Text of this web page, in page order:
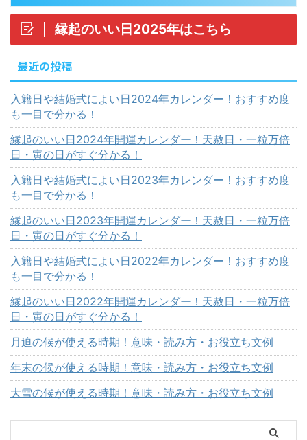
縁起のいい日2025年はこちら
最近の投稿
入籍日や結婚式によい日2024年カレンダー！おすすめ度
も一目で分かる！
縁起のいい日2024年開運カレンダー！天赦日・一粒万倍
日・寅の日がすぐ分かる！
入籍日や結婚式によい日2023年カレンダー！おすすめ度
も一目で分かる！
縁起のいい日2023年開運カレンダー！天赦日・一粒万倍
日・寅の日がすぐ分かる！
入籍日や結婚式によい日2022年カレンダー！おすすめ度
も一目で分かる！
縁起のいい日2022年開運カレンダー！天赦日・一粒万倍
日・寅の日がすぐ分かる！
月迫の候が使える時期！意味・読み方・お役立ち文例
年末の候が使える時期！意味・読み方・お役立ち文例
大雪の候が使える時期！意味・読み方・お役立ち文例